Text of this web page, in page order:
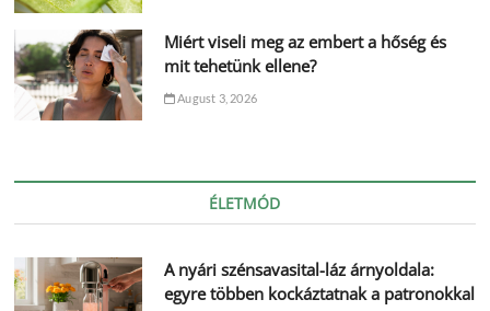
Miért viseli meg az embert a hőség és
mit tehetünk ellene?
August 3, 2026
ÉLETMÓD
A nyári szénsavasital-láz árnyoldala:
egyre többen kockáztatnak a patronokkal